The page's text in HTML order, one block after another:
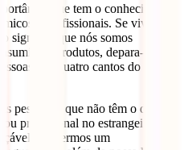
que tem o conhecimento
e profissionais. Se vivemos
significa que nós somos
produtos, depara-mo-
dos quatro cantos do
pessoas é que não têm o desejo
profissional no estrangeiro?
se tivermos um